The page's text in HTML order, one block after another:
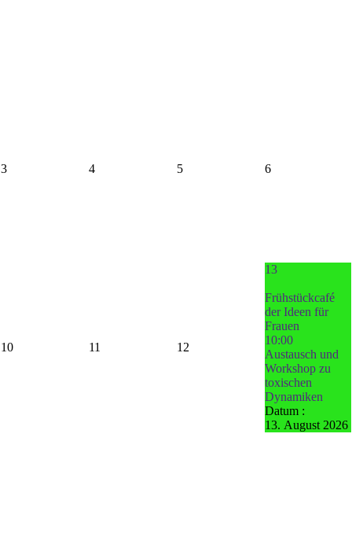
3 4 5 6
10 11 12
13
Frühstückcafé
der Ideen für
Frauen
10:00
Austausch und
Workshop zu
toxischen
Dynamiken
Datum :
13. August 2026